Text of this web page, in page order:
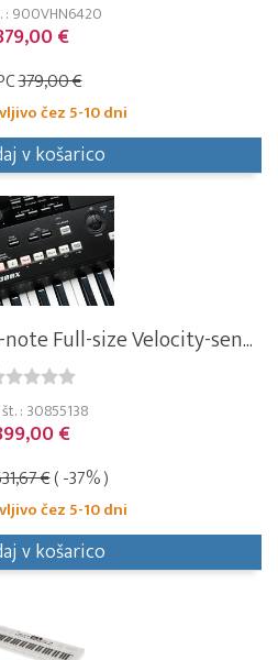
: 900VHN6420
€
379,00 €
čez 5-10 dni
v košarico
Full-size Velocity-sen...
: 30855138
€
€( -37% )
čez 5-10 dni
v košarico